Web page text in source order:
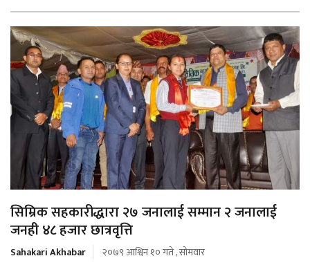
सिम्रिक सहकारीद्धारा २७ जनालाई सम्मान २ जनालाई
जनही ४८ हजार छात्रवृत्ति
Sahakari Akhabar
२०७९ आश्विन १० गते , सोमवार